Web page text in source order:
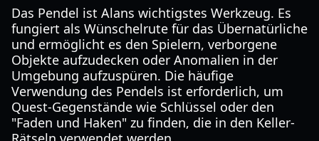
Das Pendel ist Alans wichtigstes Werkzeug. Es
fungiert als Wünschelrute für das Übernatürliche
und ermöglicht es den Spielern, verborgene
Objekte aufzudecken oder Anomalien in der
Umgebung aufzuspüren. Die häufige
Verwendung des Pendels ist erforderlich, um
Quest-Gegenstände wie Schlüssel oder den
"Faden und Haken" zu finden, die in den Keller-